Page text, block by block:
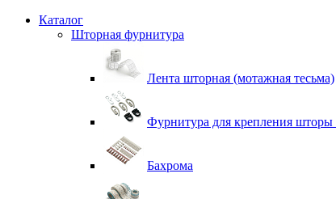
Каталог
Шторная фурнитура
Лента шторная (мотажная тесьма)
Фурнитура для крепления шторы
Бахрома